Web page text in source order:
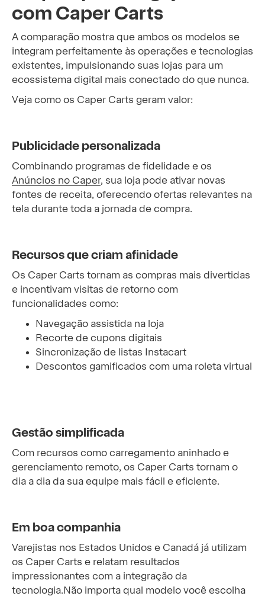
com Caper Carts
A comparação mostra que ambos os modelos se
integram perfeitamente às operações e tecnologias
existentes, impulsionando suas lojas para um
ecossistema digital mais conectado do que nunca.
Veja como os Caper Carts geram valor:
Publicidade personalizada
Combinando programas de fidelidade e os
Anúncios no Caper, sua loja pode ativar novas
fontes de receita, oferecendo ofertas relevantes na
tela durante toda a jornada de compra.
Recursos que criam afinidade
Os Caper Carts tornam as compras mais divertidas
e incentivam visitas de retorno com
funcionalidades como:
Navegação assistida na loja
Recorte de cupons digitais
Sincronização de listas Instacart
Descontos gamificados com uma roleta virtual
Gestão simplificada
Com recursos como carregamento aninhado e
gerenciamento remoto, os Caper Carts tornam o
dia a dia da sua equipe mais fácil e eficiente.
Em boa companhia
Varejistas nos Estados Unidos e Canadá já utilizam
os Caper Carts e relatam resultados
impressionantes com a integração da
tecnologia.Não importa qual modelo você escolha